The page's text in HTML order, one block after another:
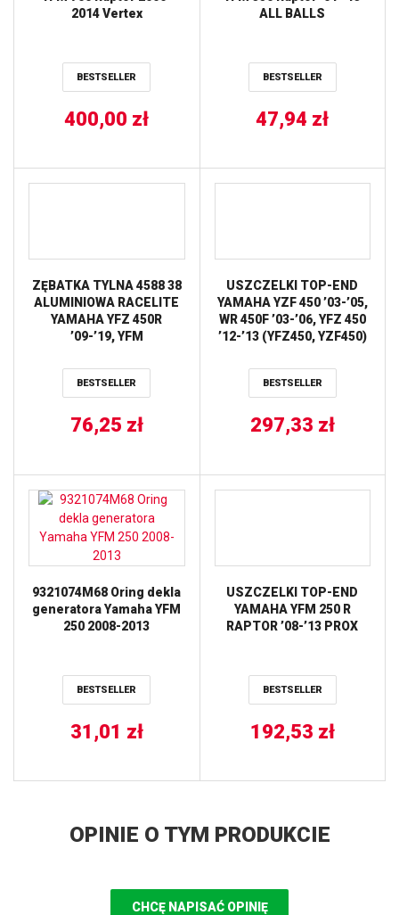
2014 Vertex
BESTSELLER
400,00 zł
ALL BALLS
BESTSELLER
47,94 zł
ZĘBATKA TYLNA 4588 38
ALUMINIOWA RACELITE
YAMAHA YFZ 450R
’09-’19, YFM
(458838JTA)
(JTR1857.38) (ŁAŃC. 520)
BESTSELLER
76,25 zł
USZCZELKI TOP-END
YAMAHA YZF 450 ’03-’05,
WR 450F ’03-’06, YFZ 450
’12-’13 (YFZ450, YZF450)
BESTSELLER
297,33 zł
9321074M68 Oring dekla
generatora Yamaha YFM
250 2008-2013
BESTSELLER
31,01 zł
USZCZELKI TOP-END
YAMAHA YFM 250 R
RAPTOR ’08-’13 PROX
BESTSELLER
192,53 zł
OPINIE O TYM PRODUKCIE
CHCĘ NAPISAĆ OPINIĘ